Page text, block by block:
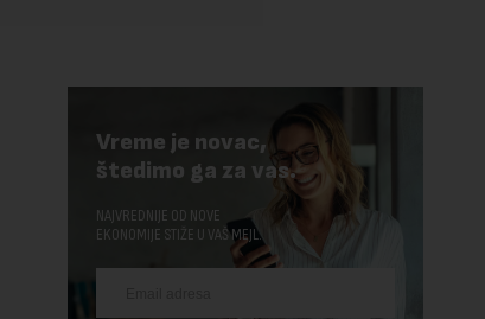
Vreme je novac,
štedimo ga za vas.
NAJVREDNIJE OD NOVE
EKONOMIJE STIŽE U VAŠ MEJL.